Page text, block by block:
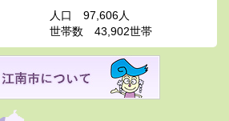
人口
97,606人
世帯数
43,902世帯